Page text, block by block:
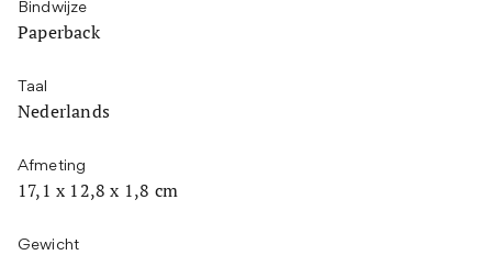
Bindwijze
Paperback
Taal
Nederlands
Afmeting
17,1 x 12,8 x 1,8 cm
Gewicht